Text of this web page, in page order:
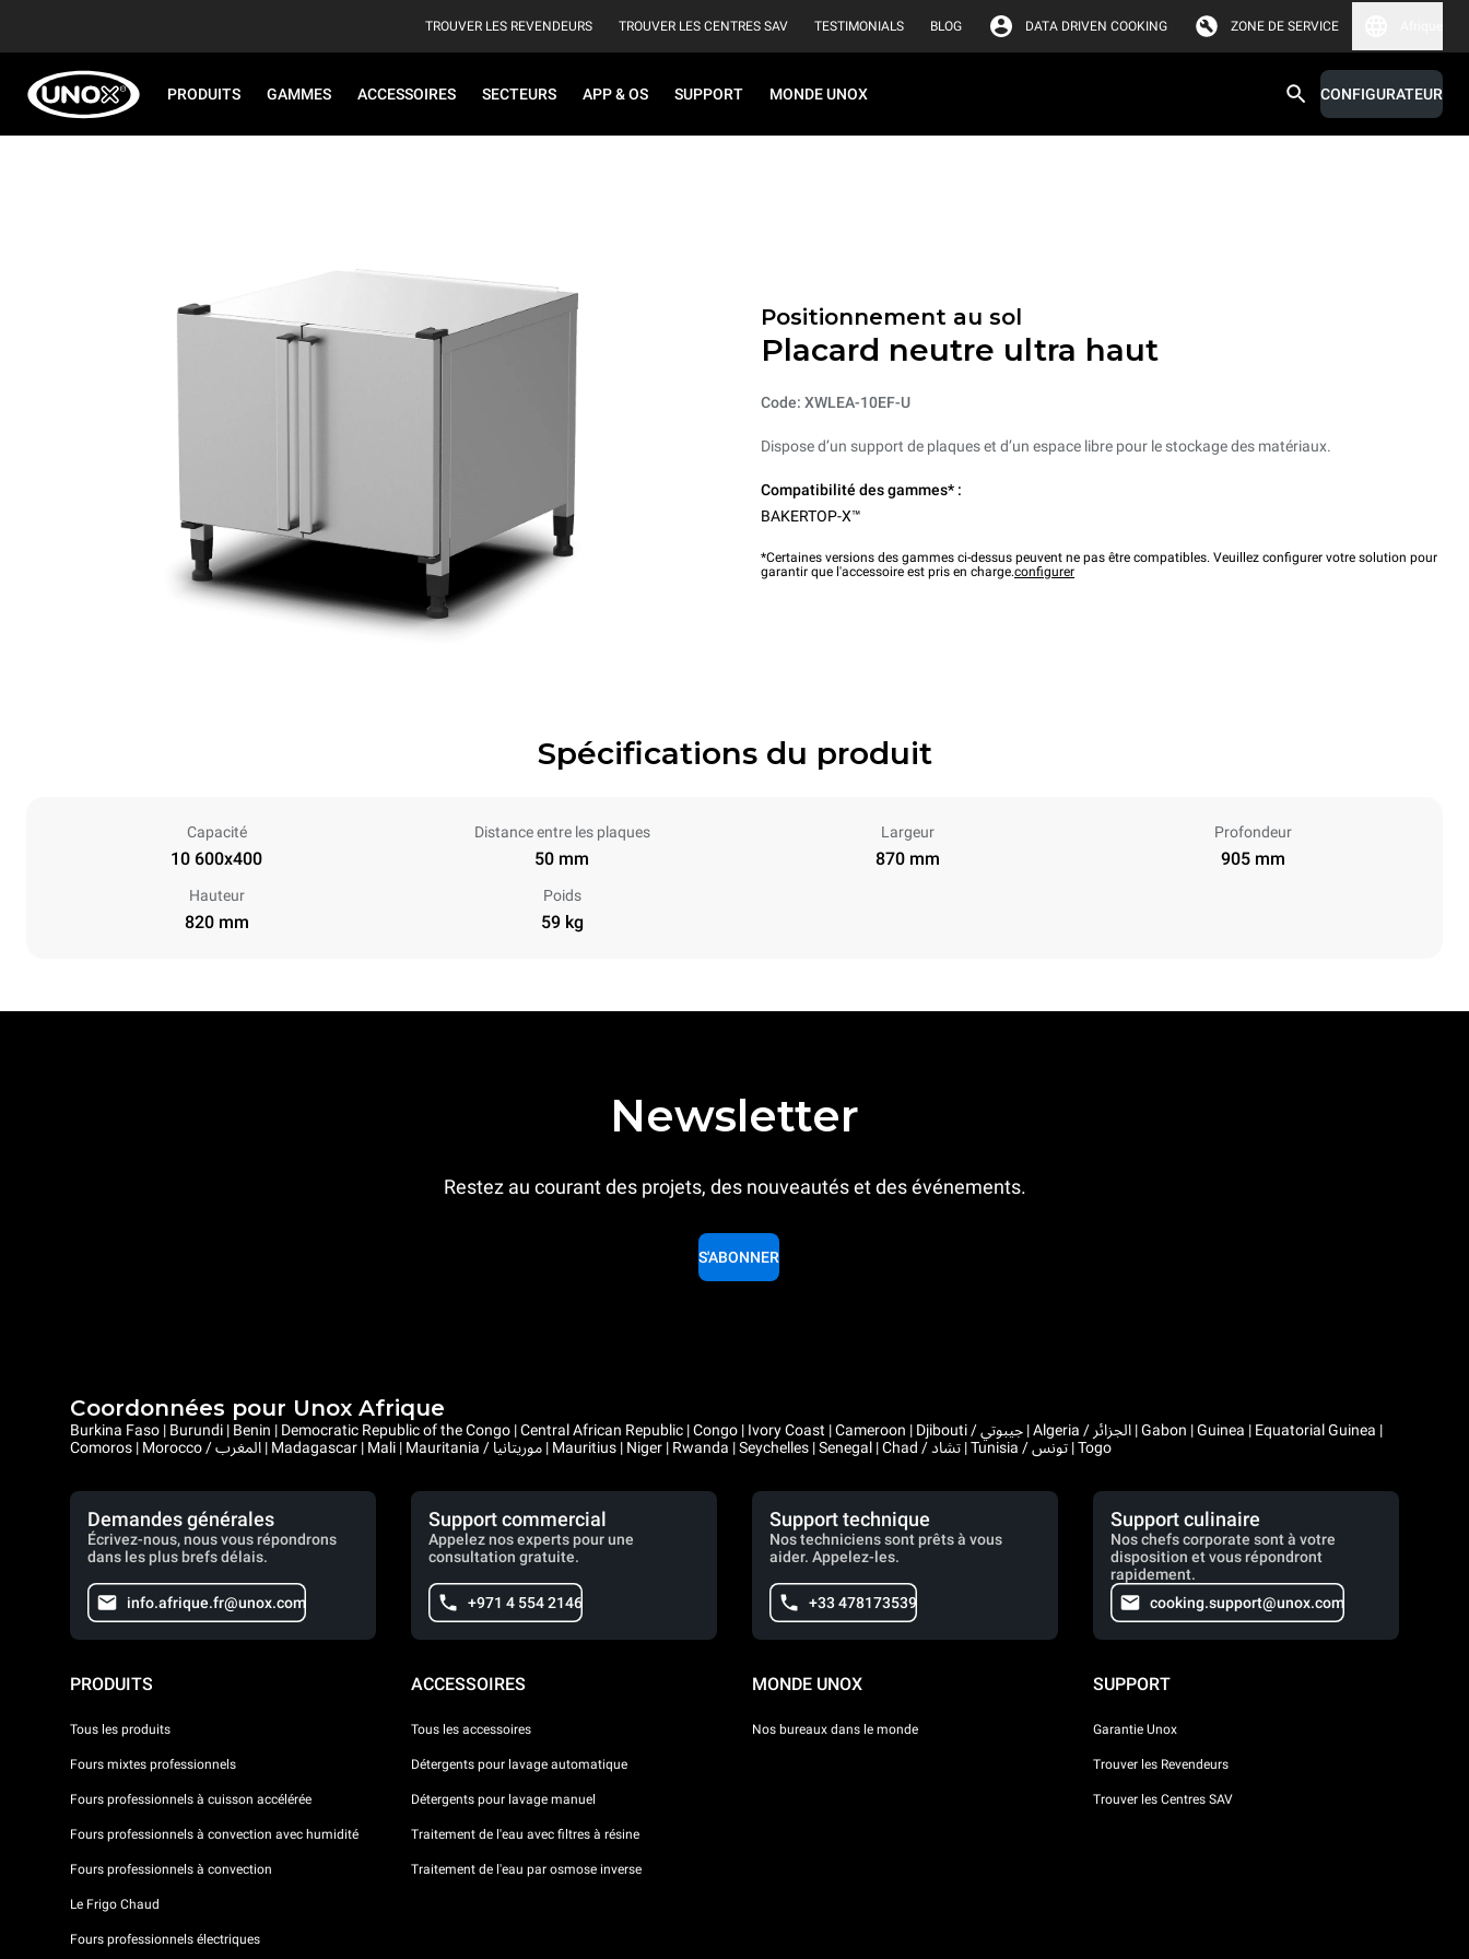
TROUVER LES REVENDEURS TROUVER LES CENTRES SAV TESTIMONIALS BLOG DATA DRIVEN COOKING ZONE DE SERVICE
PRODUITS GAMMES ACCESSOIRES SECTEURS APP & OS SUPPORT MONDE UNOX CONFIGURATEUR
Positionnement au sol
Placard neutre ultra haut
Code: XWLEA-10EF-U
Dispose d’un support de plaques et d’un espace libre pour le stockage des matériaux.
Compatibilité des gammes* :
BAKERTOP-X™
*Certaines versions des gammes ci-dessus peuvent ne pas être compatibles. Veuillez configurer votre solution pour
garantir que l'accessoire est pris en charge.configurer
Spécifications du produit
Capacité
10 600x400
Distance entre les plaques
50 mm
Largeur
870 mm
Profondeur
905 mm
Hauteur
820 mm
Poids
59 kg
Newsletter
Restez au courant des projets, des nouveautés et des événements.
S'ABONNER
Coordonnées pour Unox Afrique
Burkina Faso | Burundi | Benin | Democratic Republic of the Congo | Central African Republic | Congo | Ivory Coast | Cameroon | Djibouti / جيبوتي | Algeria / الجزائر | Gabon | Guinea | Equatorial Guinea |
Comoros | Morocco / المغرب | Madagascar | Mali | Mauritania / موريتانيا | Mauritius | Niger | Rwanda | Seychelles | Senegal | Chad / تشاد | Tunisia / تونس | Togo
Demandes générales
Écrivez-nous, nous vous répondrons
dans les plus brefs délais.
info.afrique.fr@unox.com
Support commercial
Appelez nos experts pour une
consultation gratuite.
+971 4 554 2146
Support technique
Nos techniciens sont prêts à vous
aider. Appelez-les.
+33 478173539
Support culinaire
Nos chefs corporate sont à votre
disposition et vous répondront
rapidement.
cooking.support@unox.com
PRODUITS
Tous les produits
Fours mixtes professionnels
Fours professionnels à cuisson accélérée
Fours professionnels à convection avec humidité
Fours professionnels à convection
Le Frigo Chaud
Fours professionnels électriques
ACCESSOIRES
Tous les accessoires
Détergents pour lavage automatique
Détergents pour lavage manuel
Traitement de l'eau avec filtres à résine
Traitement de l'eau par osmose inverse
MONDE UNOX
Nos bureaux dans le monde
SUPPORT
Garantie Unox
Trouver les Revendeurs
Trouver les Centres SAV